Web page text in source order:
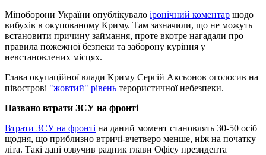
Міноборони України опублікувало іронічний коментар щодо
вибухів в окупованому Криму. Там зазначили, що не можуть
встановити причину займання, проте вкотре нагадали про
правила пожежної безпеки та заборону куріння у
невстановлених місцях.
Глава окупаційної влади Криму Сергій Аксьонов оголосив на
півострові "жовтий" рівень терористичної небезпеки.
Названо втрати ЗСУ на фронті
Втрати ЗСУ на фронті на даний момент становлять 30-50 осіб
щодня, що приблизно втричі-вчетверо менше, ніж на початку
літа. Такі дані озвучив радник глави Офісу президента